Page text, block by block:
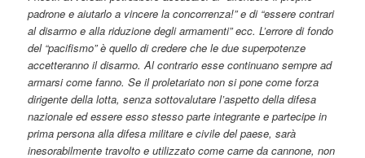
padrone e aiutarlo a vincere la concorrenza!” e di “essere contrari
al disarmo e alla riduzione degli armamenti” ecc. L’errore di fondo
del “pacifismo” è quello di credere che le due superpotenze
accetteranno il disarmo. Al contrario esse continuano sempre ad
armarsi come fanno. Se il proletariato non si pone come forza
dirigente della lotta, senza sottovalutare l’aspetto della difesa
nazionale ed essere esso stesso parte integrante e partecipe in
prima persona alla difesa militare e civile del paese, sarà
inesorabilmente travolto e utilizzato come carne da cannone, non